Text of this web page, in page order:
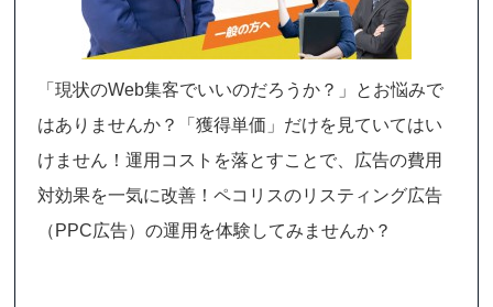
「現状のWeb集客でいいのだろうか？」とお悩みで
はありませんか？「獲得単価」だけを見ていてはい
けません！運用コストを落とすことで、広告の費用
対効果を一気に改善！ペコリスのリスティング広告
（PPC広告）の運用を体験してみませんか？